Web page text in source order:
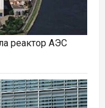
реактор АЭС